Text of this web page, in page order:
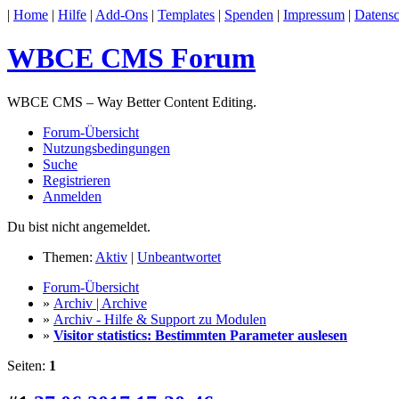
| Home | Hilfe | Add-Ons | Templates | Spenden | Impressum |
WBCE CMS Forum
WBCE CMS – Way Better Content Editing.
Forum-Übersicht
Nutzungsbedingungen
Suche
Registrieren
Anmelden
Du bist nicht angemeldet.
Themen: Aktiv | Unbeantwortet
Forum-Übersicht
» Archiv | Archive
» Archiv - Hilfe & Support zu Modulen
» Visitor statistics: Bestimmten Parameter auslesen
Seiten: 1